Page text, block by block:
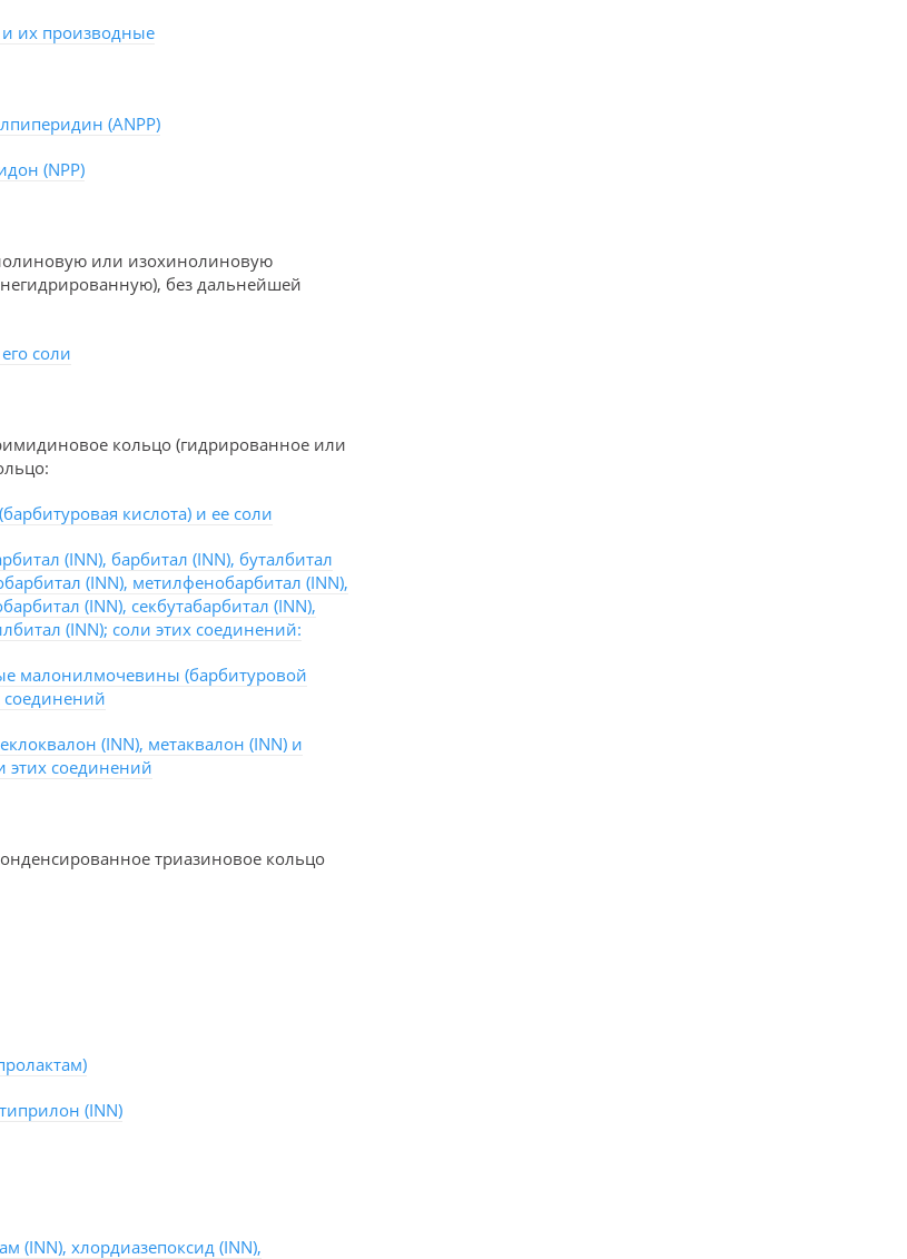
их производные
(ANPP)
(NPP)
или изохинолиновую
без дальнейшей
соли
кольцо (гидрированное или
кислота) и ее соли
(INN), барбитал (INN), буталбитал
(INN), метилфенобарбитал (INN),
(INN), секбутабарбитал (INN),
(INN); соли этих соединений:
малонилмочевины (барбитуровой
соединений
(INN), метаквалон (INN) и
этих соединений
триазиновое кольцо
(INN)
(INN), хлордиазепоксид (INN),